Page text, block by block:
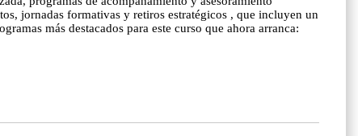
jornadas formativas y retiros estratégicos , que incluyen un
más destacados para este curso que ahora arranca: